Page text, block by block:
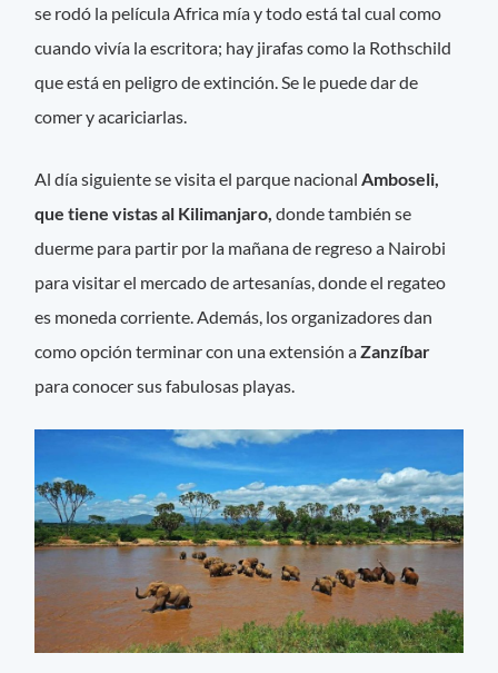
se rodó la película Africa mía y todo está tal cual como
cuando vivía la escritora; hay jirafas como la Rothschild
que está en peligro de extinción. Se le puede dar de
comer y acariciarlas.
Al día siguiente se visita el parque nacional Amboseli,
que tiene vistas al Kilimanjaro, donde también se
duerme para partir por la mañana de regreso a Nairobi
para visitar el mercado de artesanías, donde el regateo
es moneda corriente. Además, los organizadores dan
como opción terminar con una extensión aZanzíbar
para conocer sus fabulosas playas.